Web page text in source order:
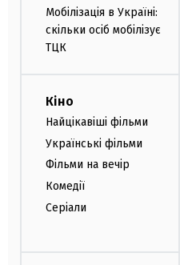
Мобілізація в Україні:
скільки осіб мобілізує
ТЦК
Кіно
Найцікавіші фільми
Українські фільми
Фільми на вечір
Комедії
Серіали